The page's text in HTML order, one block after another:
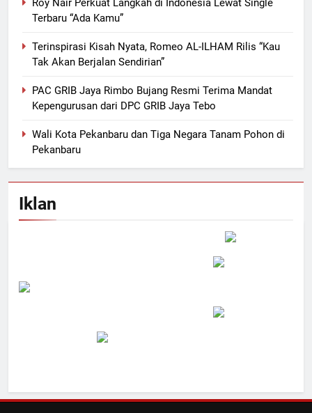
Roy Nair Perkuat Langkah di Indonesia Lewat Single
Terbaru “Ada Kamu”
Terinspirasi Kisah Nyata, Romeo AL-ILHAM Rilis “Kau
Tak Akan Berjalan Sendirian”
PAC GRIB Jaya Rimbo Bujang Resmi Terima Mandat
Kepengurusan dari DPC GRIB Jaya Tebo
Wali Kota Pekanbaru dan Tiga Negara Tanam Pohon di
Pekanbaru
Iklan